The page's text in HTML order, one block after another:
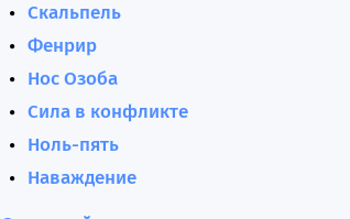
Скальпель
Фенрир
Нос Озоба
Сила в конфликте
Ноль-пять
Наваждение